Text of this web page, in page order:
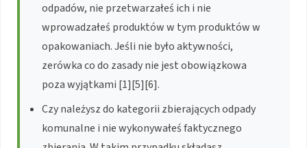
odpadów, nie przetwarzałeś ich i nie
wprowadzałeś produktów w tym produktów w
opakowaniach. Jeśli nie było aktywności,
zerówka co do zasady nie jest obowiązkowa
poza wyjątkami [1][5][6].
Czy należysz do kategorii zbierających odpady
komunalne i nie wykonywałeś faktycznego